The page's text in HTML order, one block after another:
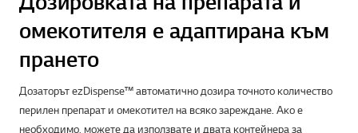
омекотителя е адаптирана към
прането
Дозаторът ezDispense™ автоматично дозира точното количество
перилен препарат и омекотител на всяко зареждане. Ако е
необходимо, можете да използвате и двата контейнера за